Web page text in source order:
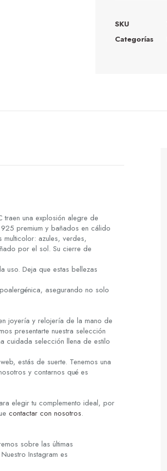
SKU
Categorías
una explosión alegre de
premium y bañados en cálido
azules, verdes,
por el sol. Su cierre de
uso. Deja que estas bellezas
asegurando no solo
joyería y relojería de la mano de
presentarte nuestra selección
cuidada selección llena de estilo
estás de suerte. Tenemos una
y contarnos qué es
elegir tu complemento ideal, por
contactar con nosotros.
sobre las últimas
Instagram es